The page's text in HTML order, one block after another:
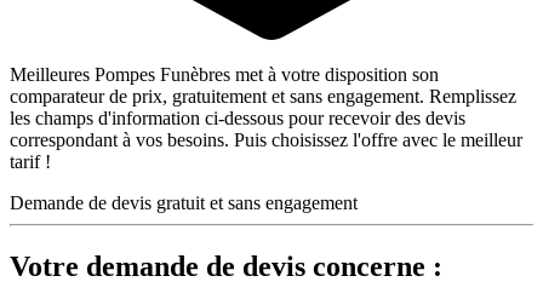
Meilleures Pompes Funèbres met à votre disposition son
comparateur de prix, gratuitement et sans engagement. Remplissez
les champs d'information ci-dessous pour recevoir des devis
correspondant à vos besoins. Puis choisissez l'offre avec le meilleur
tarif !
Demande de devis gratuit et sans engagement
Votre demande de devis concerne :